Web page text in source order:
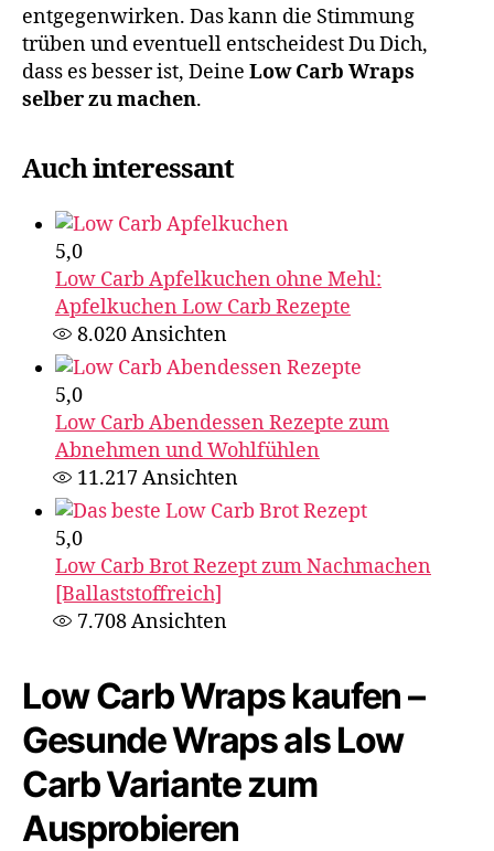
entgegenwirken. Das kann die Stimmung
trüben und eventuell entscheidest Du Dich,
dass es besser ist, Deine Low Carb Wraps
selber zu machen.
Auch interessant
5,0
Low Carb Apfelkuchen ohne Mehl:
Apfelkuchen Low Carb Rezepte
8.020Ansichten
5,0
Low Carb Abendessen Rezepte zum
Abnehmen und Wohlfühlen
11.217Ansichten
5,0
Low Carb Brot Rezept zum Nachmachen
[Ballaststoffreich]
7.708Ansichten
Low Carb Wraps kaufen​ –
Gesunde Wraps als Low
Carb Variante zum
Ausprobieren